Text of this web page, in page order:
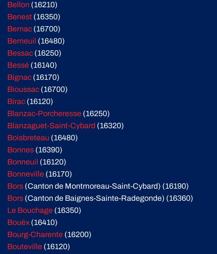
Bellon (16210)
Benest (16350)
Bernac (16700)
Berneuil (16480)
Bessac (16250)
Bessé (16140)
Bignac (16170)
Bioussac (16700)
Birac (16120)
Blanzac-Porcheresse (16250)
Blanzaguet-Saint-Cybard (16320)
Boisbreteau (16480)
Bonnes (16390)
Bonneuil (16120)
Bonneville (16170)
Bors (Canton de Montmoreau-Saint-Cybard) (16190)
Bors (Canton de Baignes-Sainte-Radegonde) (16360)
Le Bouchage (16350)
Bouëx (16410)
Bourg-Charente (16200)
Bouteville (16120)